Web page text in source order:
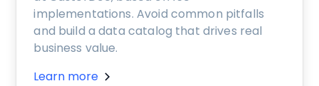
implementations. Avoid common pitfalls
and build a data catalog that drives real
business value.
Learn more